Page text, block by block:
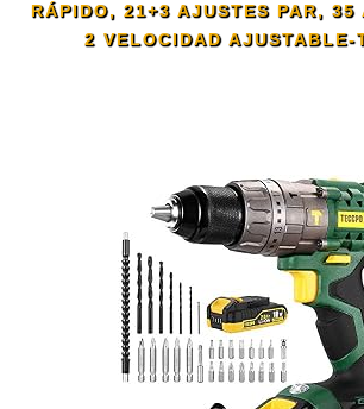
RÁPIDO, 21+3 AJUSTES PAR, 35
2 VELOCIDAD AJUSTABLE-